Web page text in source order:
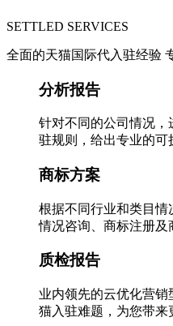
SETTLED SERVICES
全面的天猫国际代入驻经验
分析报告
针对不同的公司情况，
驻规则，给出专业的可
商标方案
根据不同行业和类目
情况咨询、商标注册及
质检报告
业内领先的云优化营
猫入驻难题，为您带来